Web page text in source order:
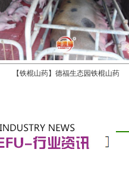
【铁棍山药】德福生态园铁棍山药